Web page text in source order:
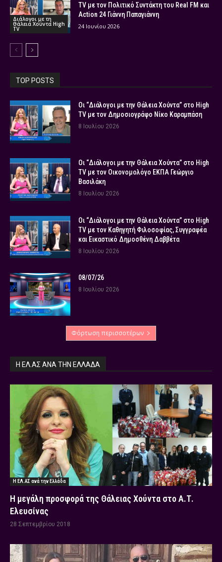
Διάλογοι με τη
Θάλεια Χούντα High
TV
TV με τον Πολιτικό Συντάκτη του Real FM και
Action 24 Γιάννη Παπαγιάννη
24 Ιουνίου 2026
TOP POSTS
Οι “Διάλογοι με την Θάλεια Χούντα” στο High
TV με τον Δημοσιογράφο Νίκο Καραμπάση
8 Ιουλίου 2026
Οι “Διάλογοι με την Θάλεια Χούντα” στο High
TV με τον Οικονομολόγο ΕΚΠΑ Γεώργιο
Βασιλάκη
8 Ιουλίου 2026
Οι “Διάλογοι με την Θάλεια Χούντα” στο High
TV με τον Καθηγητή Φιλοσοφίας, Συγγραφέα
και Εικαστικό Δημοσθένη Δαββέτα
8 Ιουλίου 2026
08/07/26
8 Ιουλίου 2026
Φόρτωση περισσοτέρων
Η ΕΛ.ΑΣ ΑΝΆ ΤΗΝ ΕΛΛΆΔΑ
Η ΕΛ.ΑΣ ανά την Ελλάδα
Η μεγάλη προσφορά της Θάλειας Χούντα στο Α.Τ.
Ελευσίνας
28 Σεπτεμβρίου 2018